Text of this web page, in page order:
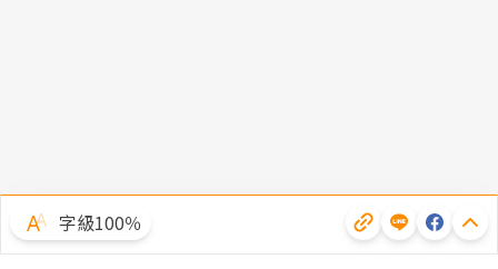
字級100％